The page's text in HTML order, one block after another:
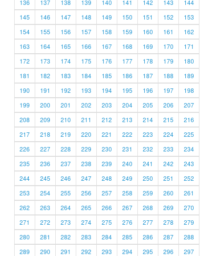
136
137 138 139 140 141 142 143
144
145
146 147 148 149 150 151 152
153
154
155 156 157 158 159 160 161
162
163
164 165 166 167 168 169 170
171
172
173 174 175 176 177 178 179
180
181
182 183 184 185 186 187 188
189
190
191 192 193 194 195 196 197
198
199
200 201 202 203 204 205 206
207
208
209 210 211 212 213 214 215
216
217
218 219 220 221 222 223 224
225
226
227 228 229 230 231 232 233
234
235
236 237 238 239 240 241 242
243
244
245 246 247 248 249 250 251
252
253
254 255 256 257 258 259 260
261
262
263 264 265 266 267 268 269
270
271
272 273 274 275 276 277 278
279
280
281 282 283 284 285 286 287
288
289
290 291 292 293 294 295 296
297